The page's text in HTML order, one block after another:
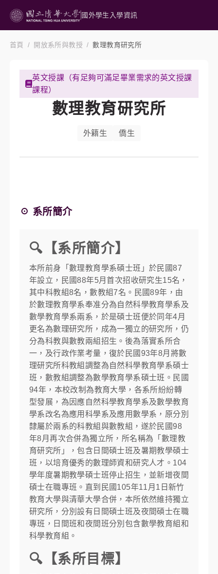
國外學生入學資訊
首頁 開放系所與教授 數理教育研究所
英文授課（有足夠可滿足畢業需求的英文授課
課程）
數理教育研究所
外籍生 僑生
☉ 系所簡介
🔍【系所簡介】
本所前身「數理教育學系碩士班」於民國87
年設立，民國88年5月首次招收研究生15名，
其中科教組8名，數教組7名。民國89年，由
於數理教育學系奉准分為自然科學教育學系及
數學教育學系兩系，於是碩士班便於同年4月
更名為數理研究所，成為一獨立的研究所，仍
分為科教與數教兩組招生。後為落實系所合
一，及行政作業考量，復於民國93年8月將數
理研究所科教組調整為自然科學教育學系碩士
班，數教組調整為數學教育學系碩士班。民國
94年，本校改制為教育大學，各系所紛紛轉
型發展，為因應自然科學教育學系及數學教育
學系改名為應用科學系及應用數學系，原分別
隸屬於兩系的科教組與數教組，遂於民國98
年8月再次合併為獨立所，所名稱為「數理教
育研究所」，包含日間碩士班及暑期教學碩士
班，以培育優秀的數理師資和研究人才。104
學年度暑期教學碩士班停止招生，並新增夜間
碩士在職專班。直到民國105年11月1日新竹
教育大學與清華大學合併，本所依然維持獨立
研究所，分別設有日間碩士班及夜間碩士在職
專班，日間班和夜間班分別包含數學教育組和
科學教育組。
🔍【系所目標】